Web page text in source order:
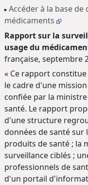
Accéder à la base
médicaments
Rapport sur la
usage du
française, septembre
« Ce rapport
le cadre d'une
confiée par la
santé. Le rapport
d'une structure
données de santé
produits de santé ; la
surveillance ciblés ;
professionnels de
d'un portail